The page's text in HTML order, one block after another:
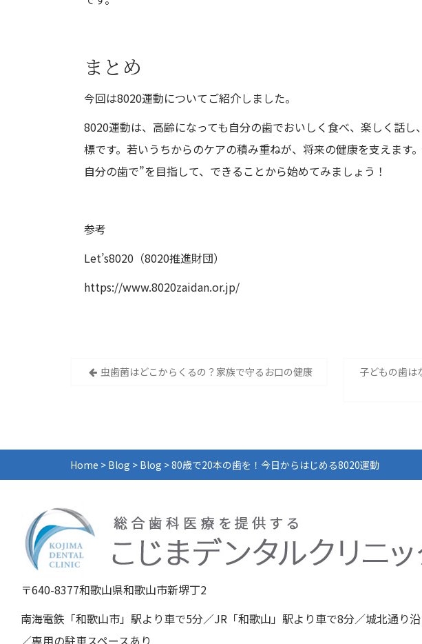
まとめ
今回は8020運動についてご紹介しました。
8020運動は、高齢になっても自分の歯でおいしく食べ、楽しく話
標です。若いうちからのケアの積み重ねが、将来の健康を支えます
自分の歯で”を目指して、できることから始めてみましょう！
参考
Let’s8020（8020推進財団）
https://www.8020zaidan.or.jp/
ビ
ゲ
ー
シ
ョ
ン
虫歯菌はどこからくるの？家族で守るお口の健康
子どもの歯は
Home > Blog > Blog >80歳で20本の歯を！今日からはじめる8020運動
〒640-8377和歌山県和歌山市新堺丁2
南海電鉄「和歌山市」駅より車で5分／JR「和歌山」駅より車で8分／城北通り
／専用の駐車スペースあり